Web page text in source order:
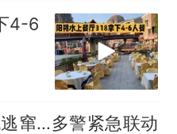
4-6
窜...多警紧急联动